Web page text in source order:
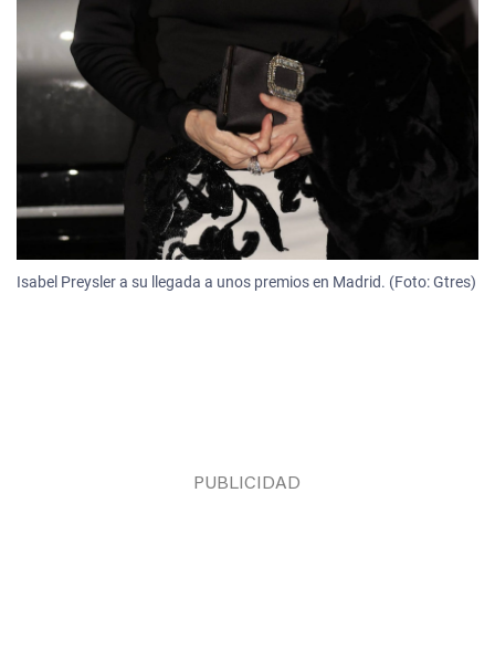
Isabel Preysler a su llegada a unos premios en Madrid. (Foto: Gtres)